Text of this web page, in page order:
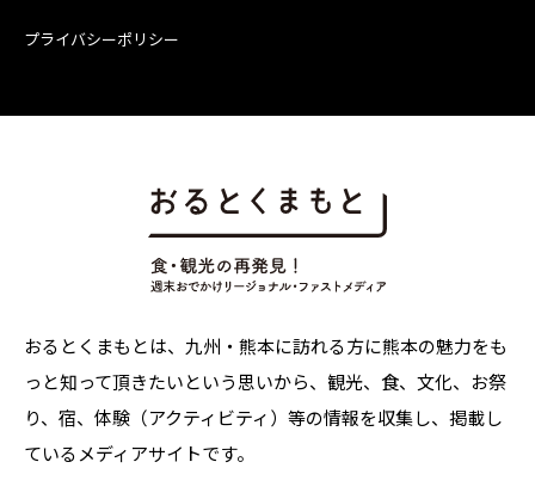
プライバシーポリシー
おるとくまもとは、九州・熊本に訪れる方に熊本の魅力をも
っと知って頂きたいという思いから、観光、食、文化、お祭
り、宿、体験（アクティビティ）等の情報を収集し、掲載し
ているメディアサイトです。